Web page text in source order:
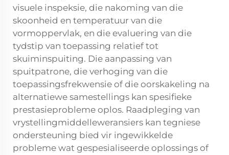
visuele inspeksie, die nakoming van die
skoonheid en temperatuur van die
vormoppervlak, en die evaluering van die
tydstip van toepassing relatief tot
skuiminspuiting. Die aanpassing van
spuitpatrone, die verhoging van die
toepassingsfrekwensie of die oorskakeling na
alternatiewe samestellings kan spesifieke
prestasieprobleme oplos. Raadpleging van
vrystellingmiddelleweransiers kan tegniese
ondersteuning bied vir ingewikkelde
probleme wat gespesialiseerde oplossings of